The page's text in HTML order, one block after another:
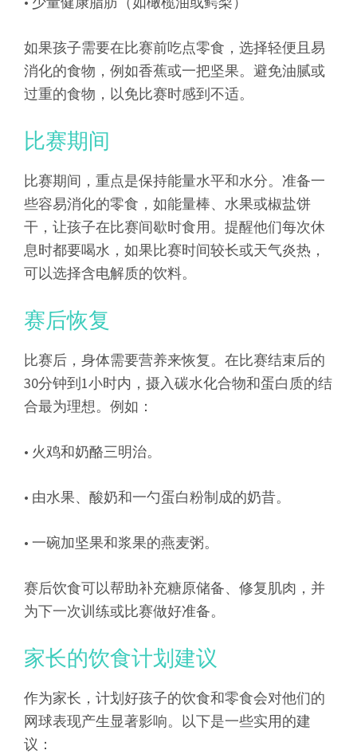
如果孩子需要在比赛前吃点零食，选择轻便且易
消化的食物，例如香蕉或一把坚果。避免油腻或
过重的食物，以免比赛时感到不适。
比赛期间
比赛期间，重点是保持能量水平和水分。准备一
些容易消化的零食，如能量棒、水果或椒盐饼
干，让孩子在比赛间歇时食用。提醒他们每次休
息时都要喝水，如果比赛时间较长或天气炎热，
可以选择含电解质的饮料。
赛后恢复
比赛后，身体需要营养来恢复。在比赛结束后的
30分钟到1小时内，摄入碳水化合物和蛋白质的结
合最为理想。例如：
• 火鸡和奶酪三明治。
• 由水果、酸奶和一勺蛋白粉制成的奶昔。
• 一碗加坚果和浆果的燕麦粥。
赛后饮食可以帮助补充糖原储备、修复肌肉，并
为下一次训练或比赛做好准备。
家长的饮食计划建议
作为家长，计划好孩子的饮食和零食会对他们的
网球表现产生显著影响。以下是一些实用的建
议：